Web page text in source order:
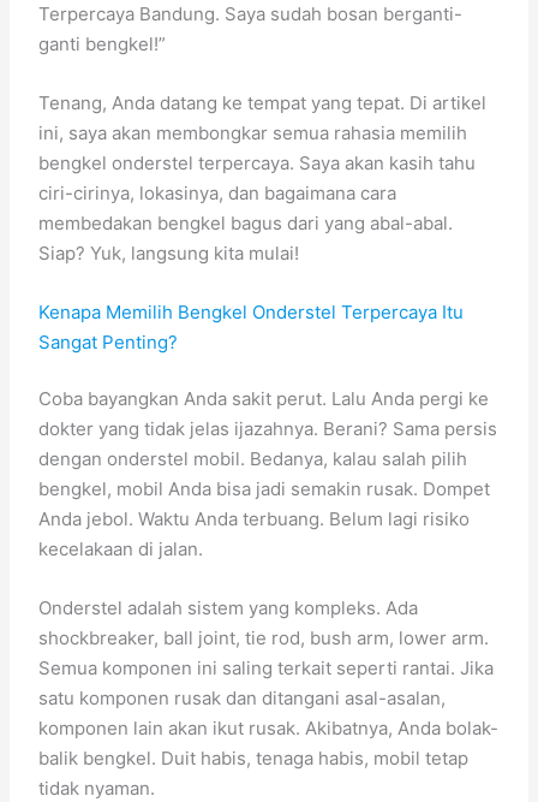
Terpercaya Bandung. Saya sudah bosan berganti-
ganti bengkel!”
Tenang, Anda datang ke tempat yang tepat. Di artikel
ini, saya akan membongkar semua rahasia memilih
bengkel onderstel terpercaya. Saya akan kasih tahu
ciri-cirinya, lokasinya, dan bagaimana cara
membedakan bengkel bagus dari yang abal-abal.
Siap? Yuk, langsung kita mulai!
Kenapa Memilih Bengkel Onderstel Terpercaya Itu
Sangat Penting?
Coba bayangkan Anda sakit perut. Lalu Anda pergi ke
dokter yang tidak jelas ijazahnya. Berani? Sama persis
dengan onderstel mobil. Bedanya, kalau salah pilih
bengkel, mobil Anda bisa jadi semakin rusak. Dompet
Anda jebol. Waktu Anda terbuang. Belum lagi risiko
kecelakaan di jalan.
Onderstel adalah sistem yang kompleks. Ada
shockbreaker, ball joint, tie rod, bush arm, lower arm.
Semua komponen ini saling terkait seperti rantai. Jika
satu komponen rusak dan ditangani asal-asalan,
komponen lain akan ikut rusak. Akibatnya, Anda bolak-
balik bengkel. Duit habis, tenaga habis, mobil tetap
tidak nyaman.